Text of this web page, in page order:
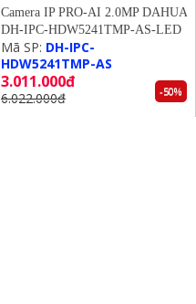
Camera IP PRO-AI 2.0MP DAHUA
DH-IPC-HDW5241TMP-AS-LED
Mã SP: DH-IPC-
HDW5241TMP-AS
3.011.000đ
6.022.000đ -50%